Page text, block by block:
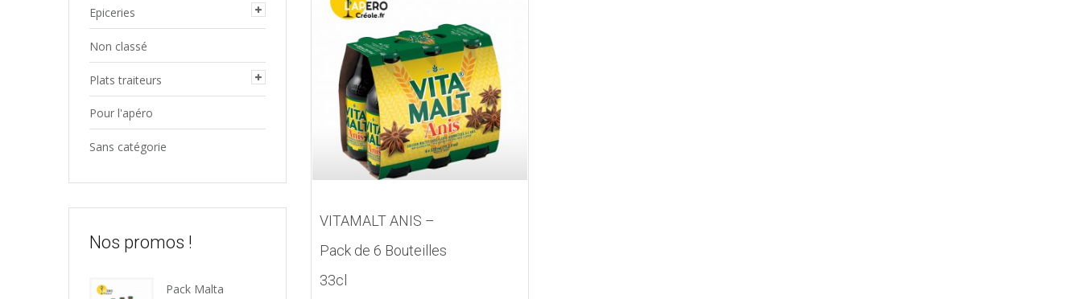
VITAMALT ANIS –
Pack de 6 Bouteilles
33cl
Epiceries
Non classé
Plats traiteurs
Pour l'apéro
Sans catégorie
Nos promos !
Pack Malta